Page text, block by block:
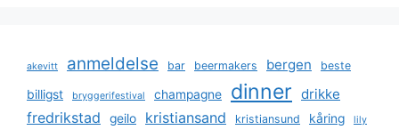
akevitt anmeldelse bar beermakers bergen beste
billigst bryggerifestival champagne dinner drikke
fredrikstad geilo kristiansand kristiansund kåring lily